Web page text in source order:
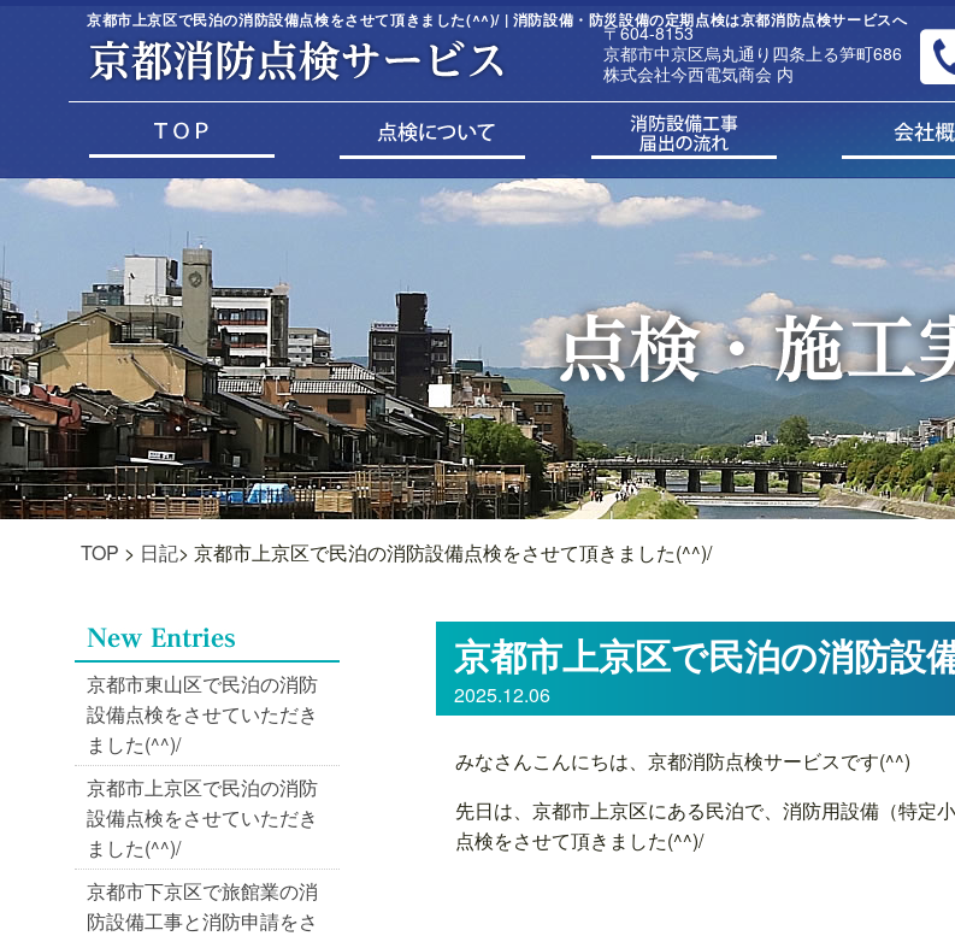
京都市上京区で民泊の消防設備点検をさせて頂きました(^^)/ | 消防設備・防災設備の定期点検は京都消防点検サービスへ
〒604-8153
京都市中京区烏丸通り四条上る笋町686
株式会社今西電気商会 内
TOP > 日記> 京都市上京区で民泊の消防設備点検をさせて頂きました(^^)/
京都市東山区で民泊の消防
設備点検をさせていただき
ました(^^)/
京都市上京区で民泊の消防
設備点検をさせていただき
ました(^^)/
京都市下京区で旅館業の消
防設備工事と消防申請をさ
京都市上京区で民泊の消防
2025.12.06
みなさんこんにちは、京都消防点検サービスです(^^)
先日は、京都市上京区にある民泊で、消防用設備（特定
点検をさせて頂きました(^^)/